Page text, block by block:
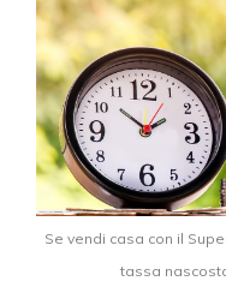
Se vendi casa con il
tassa